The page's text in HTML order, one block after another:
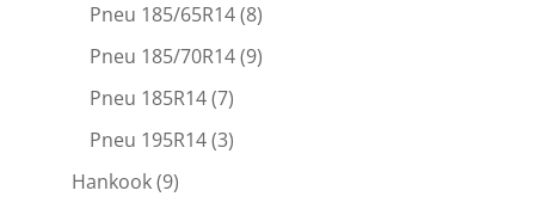
Pneu 185/65R14(8)
Pneu 185/70R14(9)
Pneu 185R14(7)
Pneu 195R14(3)
Hankook(9)